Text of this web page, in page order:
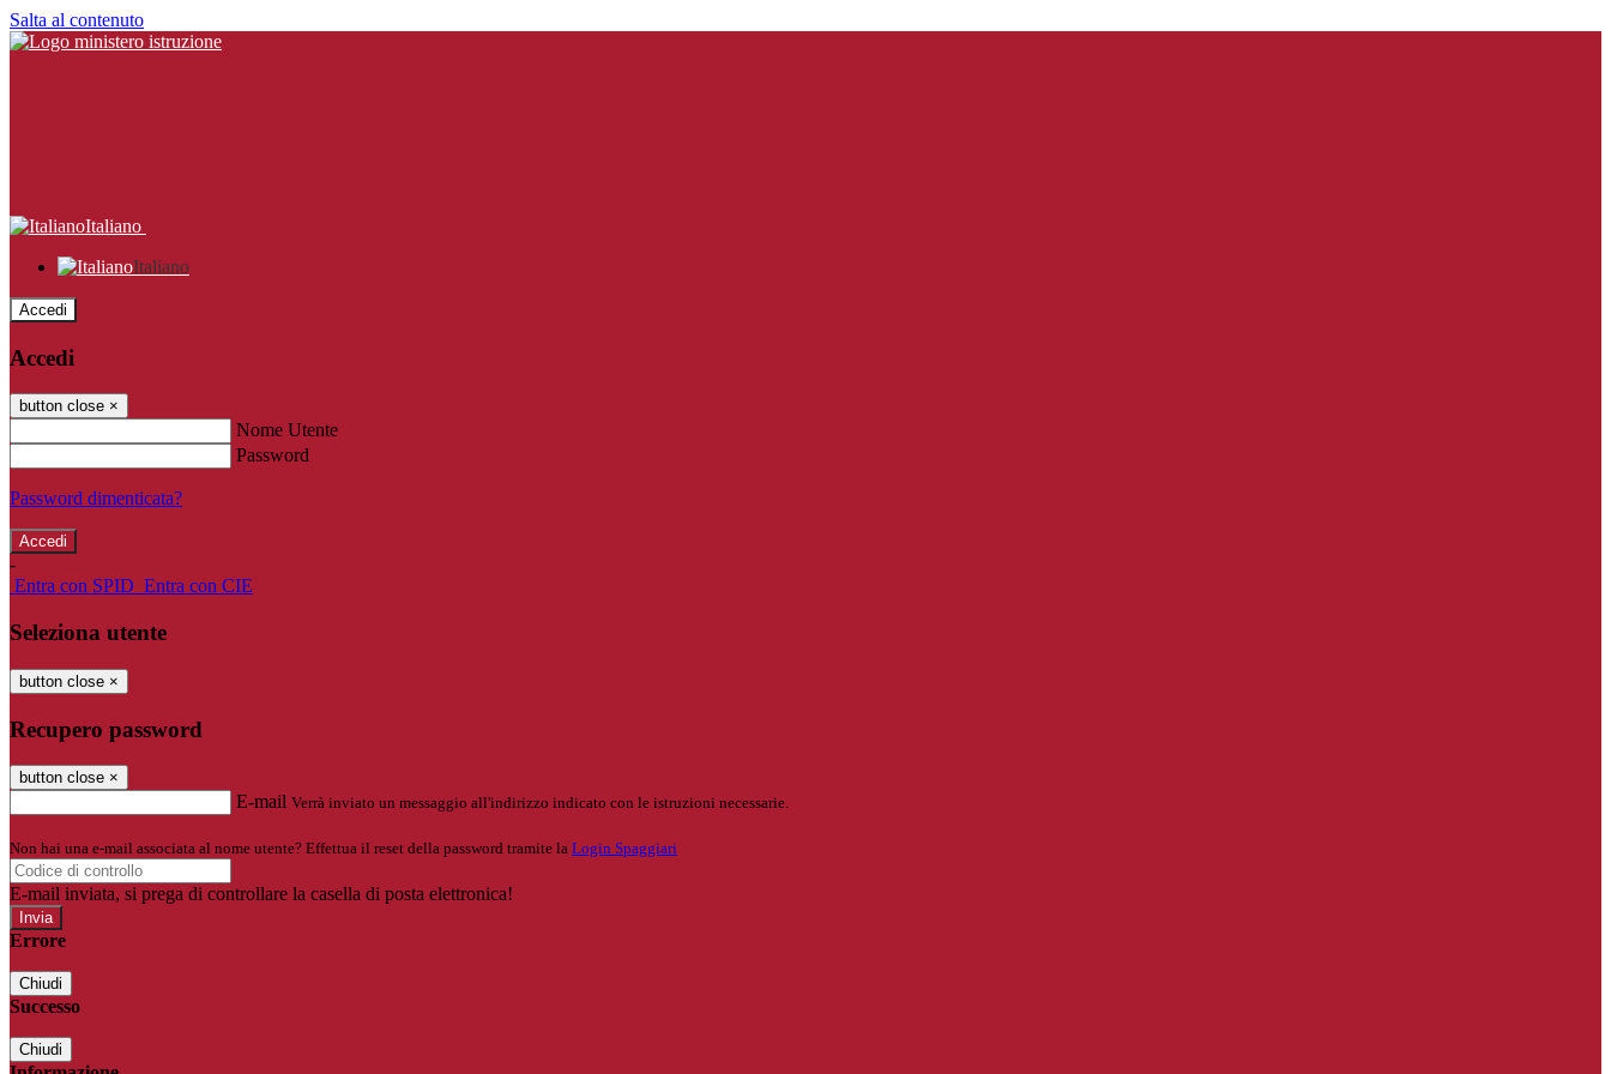
Salta al contenuto
Italiano
Italiano
Accedi
Accedi
button close ×
Nome Utente
Password
Password dimenticata?
-
Entra con SPID Entra con CIE
Seleziona utente
button close ×
Recupero password
button close ×
E-mail Verrà inviato un messaggio all'indirizzo indicato con le istruzioni necessarie.
Non hai una e-mail associata al nome utente? Effettua il reset della password tramite la Login Spaggiari
E-mail inviata, si prega di controllare la casella di posta elettronica!
Errore
Chiudi
Successo
Chiudi